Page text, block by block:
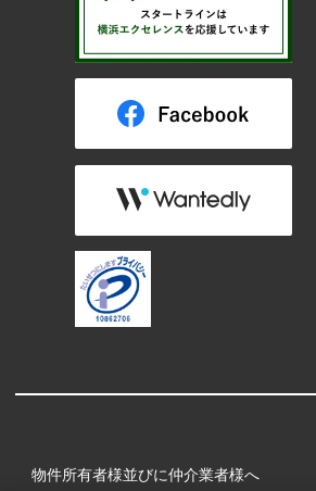
物件所有者様並びに仲介業者様へ